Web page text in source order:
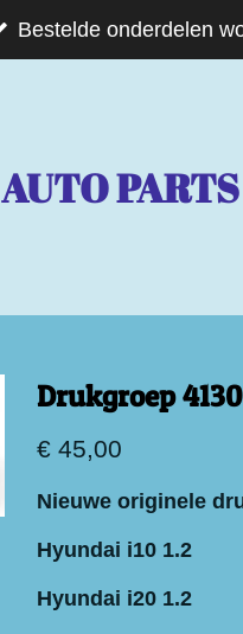
Bestelde onderdelen
AUTO PARTS
Drukgroep
€ 45,00
Nieuwe originele
Hyundai i10 1.2
Hyundai i20 1.2